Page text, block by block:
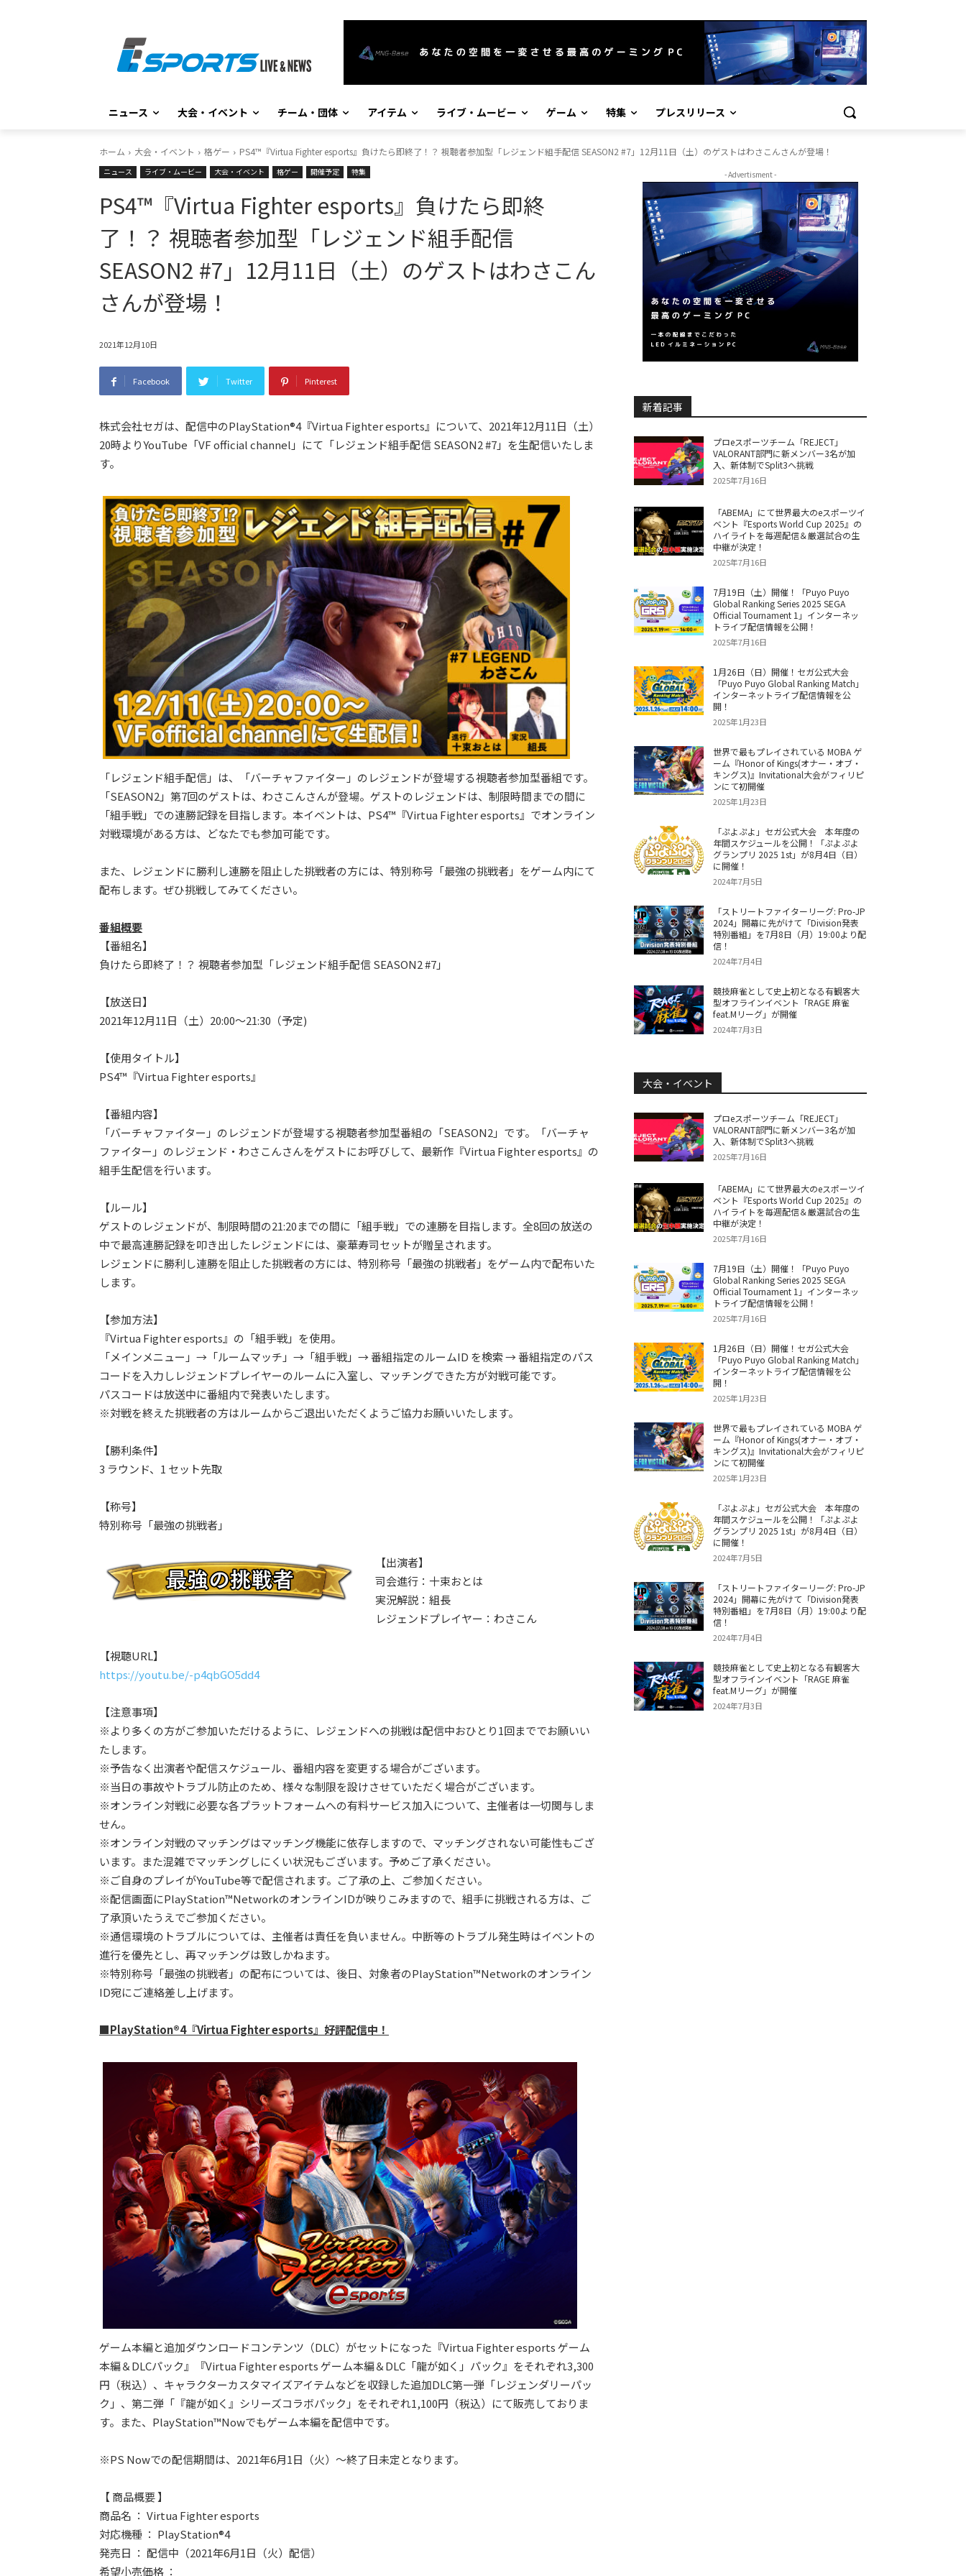
ニュース 大会・イベント チーム・団体 アイテム ライブ・ムービー ゲーム 特集 プレスリリース
ホーム 大会・イベント 格ゲー PS4™『Virtua Fighter esports』負けたら即終了！？ 視聴者参加型「レジェンド組手配信 SEASON2 #7」12月11日（土）のゲストはわさこんさんが登場！
ニュース ライブ・ムービー 大会・イベント 格ゲー 開催予定 特集
PS4™『Virtua Fighter esports』負けたら即終
了！？ 視聴者参加型「レジェンド組手配信
SEASON2 #7」12月11日（土）のゲストはわさこん
さんが登場！
2021年12月10日
Facebook Twitter Pinterest
株式会社セガは、配信中のPlayStation®4『Virtua Fighter esports』について、2021年12月11日（土）
20時よりYouTube「VF official channel」にて「レジェンド組手配信 SEASON2 #7」を生配信いたしま
す。
「レジェンド組手配信」は、「バーチャファイター」のレジェンドが登場する視聴者参加型番組です。
「SEASON2」第7回のゲストは、わさこんさんが登場。ゲストのレジェンドは、制限時間までの間に
「組手戦」での連勝記録を目指します。本イベントは、PS4™『Virtua Fighter esports』でオンライン
対戦環境がある方は、どなたでも参加可能です。
また、レジェンドに勝利し連勝を阻止した挑戦者の方には、特別称号「最強の挑戦者」をゲーム内にて
配布します。ぜひ挑戦してみてください。
番組概要
【番組名】
負けたら即終了！？ 視聴者参加型「レジェンド組手配信 SEASON2 #7」
【放送日】
2021年12月11日（土）20:00～21:30（予定)
【使用タイトル】
PS4™『Virtua Fighter esports』
【番組内容】
「バーチャファイター」のレジェンドが登場する視聴者参加型番組の「SEASON2」です。「バーチャ
ファイター」のレジェンド・わさこんさんをゲストにお呼びして、最新作『Virtua Fighter esports』の
組手生配信を行います。
【ルール】
ゲストのレジェンドが、制限時間の21:20までの間に「組手戦」での連勝を目指します。全8回の放送の
中で最高連勝記録を叩き出したレジェンドには、豪華寿司セットが贈呈されます。
レジェンドに勝利し連勝を阻止した挑戦者の方には、特別称号「最強の挑戦者」をゲーム内で配布いた
します。
【参加方法】
『Virtua Fighter esports』の「組手戦」を使用。
「メインメニュー」→「ルームマッチ」→「組手戦」→ 番組指定のルームID を検索 → 番組指定のパス
コードを入力しレジェンドプレイヤーのルームに入室し、マッチングできた方が対戦可能です。
パスコードは放送中に番組内で発表いたします。
※対戦を終えた挑戦者の方はルームからご退出いただくようご協力お願いいたします。
【勝利条件】
3 ラウンド、1 セット先取
【称号】
特別称号「最強の挑戦者」
【出演者】
司会進行：十束おとは
実況解説：組長
レジェンドプレイヤー：わさこん
【視聴URL】
https://youtu.be/-p4qbGO5dd4
【注意事項】
※より多くの方がご参加いただけるように、レジェンドへの挑戦は配信中おひとり1回まででお願いい
たします。
※予告なく出演者や配信スケジュール、番組内容を変更する場合がございます。
※当日の事故やトラブル防止のため、様々な制限を設けさせていただく場合がございます。
※オンライン対戦に必要な各プラットフォームへの有料サービス加入について、主催者は一切関与しま
せん。
※オンライン対戦のマッチングはマッチング機能に依存しますので、マッチングされない可能性もござ
います。また混雑でマッチングしにくい状況もございます。予めご了承ください。
※ご自身のプレイがYouTube等で配信されます。ご了承の上、ご参加ください。
※配信画面にPlayStation™NetworkのオンラインIDが映りこみますので、組手に挑戦される方は、ご
了承頂いたうえでご参加ください。
※通信環境のトラブルについては、主催者は責任を負いません。中断等のトラブル発生時はイベントの
進行を優先とし、再マッチングは致しかねます。
※特別称号「最強の挑戦者」の配布については、後日、対象者のPlayStation™Networkのオンライン
ID宛にご連絡差し上げます。
■PlayStation®4『Virtua Fighter esports』好評配信中！
ゲーム本編と追加ダウンロードコンテンツ（DLC）がセットになった『Virtua Fighter esports ゲーム
本編＆DLCパック』『Virtua Fighter esports ゲーム本編＆DLC「龍が如く」パック』をそれぞれ3,300
円（税込）、キャラクターカスタマイズアイテムなどを収録した追加DLC第一弾「レジェンダリーパッ
ク」、第二弾「『龍が如く』シリーズコラボパック」をそれぞれ1,100円（税込）にて販売しておりま
す。また、PlayStation™Nowでもゲーム本編を配信中です。
※PS Nowでの配信期間は、2021年6月1日（火）～終了日未定となります。
【 商品概要 】
商品名 ： Virtua Fighter esports
対応機種 ： PlayStation®4
発売日 ： 配信中（2021年6月1日（火）配信）
希望小売価格 ：
- Advertisment -
新着記事
プロeスポーツチーム「REJECT」
VALORANT部門に新メンバー3名が加
入、新体制でSplit3へ挑戦
2025年7月16日
「ABEMA」にて世界最大のeスポーツイ
ベント『Esports World Cup 2025』の
ハイライトを毎週配信＆厳選試合の生
中継が決定！
2025年7月16日
7月19日（土）開催！「Puyo Puyo
Global Ranking Series 2025 SEGA
Official Tournament 1」インターネッ
トライブ配信情報を公開！
2025年7月16日
1月26日（日）開催！セガ公式大会
「Puyo Puyo Global Ranking Match」
インターネットライブ配信情報を公
開！
2025年1月23日
世界で最もプレイされている MOBA ゲ
ーム『Honor of Kings(オナー・オブ・
キングス)』Invitational大会がフィリピ
ンにて初開催
2025年1月23日
「ぷよぷよ」セガ公式大会 本年度の
年間スケジュールを公開！「ぷよぷよ
グランプリ 2025 1st」が8月4日（日）
に開催！
2024年7月5日
「ストリートファイターリーグ: Pro-JP
2024」開幕に先がけて「Division発表
特別番組」を7月8日（月）19:00より配
信！
2024年7月4日
競技麻雀として史上初となる有観客大
型オフラインイベント「RAGE 麻雀
feat.Mリーグ」が開催
2024年7月3日
大会・イベント
プロeスポーツチーム「REJECT」
VALORANT部門に新メンバー3名が加
入、新体制でSplit3へ挑戦
2025年7月16日
「ABEMA」にて世界最大のeスポーツイ
ベント『Esports World Cup 2025』の
ハイライトを毎週配信＆厳選試合の生
中継が決定！
2025年7月16日
7月19日（土）開催！「Puyo Puyo
Global Ranking Series 2025 SEGA
Official Tournament 1」インターネッ
トライブ配信情報を公開！
2025年7月16日
1月26日（日）開催！セガ公式大会
「Puyo Puyo Global Ranking Match」
インターネットライブ配信情報を公
開！
2025年1月23日
世界で最もプレイされている MOBA ゲ
ーム『Honor of Kings(オナー・オブ・
キングス)』Invitational大会がフィリピ
ンにて初開催
2025年1月23日
「ぷよぷよ」セガ公式大会 本年度の
年間スケジュールを公開！「ぷよぷよ
グランプリ 2025 1st」が8月4日（日）
に開催！
2024年7月5日
「ストリートファイターリーグ: Pro-JP
2024」開幕に先がけて「Division発表
特別番組」を7月8日（月）19:00より配
信！
2024年7月4日
競技麻雀として史上初となる有観客大
型オフラインイベント「RAGE 麻雀
feat.Mリーグ」が開催
2024年7月3日